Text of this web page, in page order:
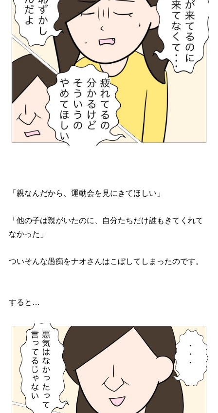
「親なんだから、運動会を見にきてほしい」
「他の子は親がいたのに、自分たちだけ誰もきてくれて
なかった」
ついそんな愚痴をナオさんはこぼしてしまったのです。
すると…